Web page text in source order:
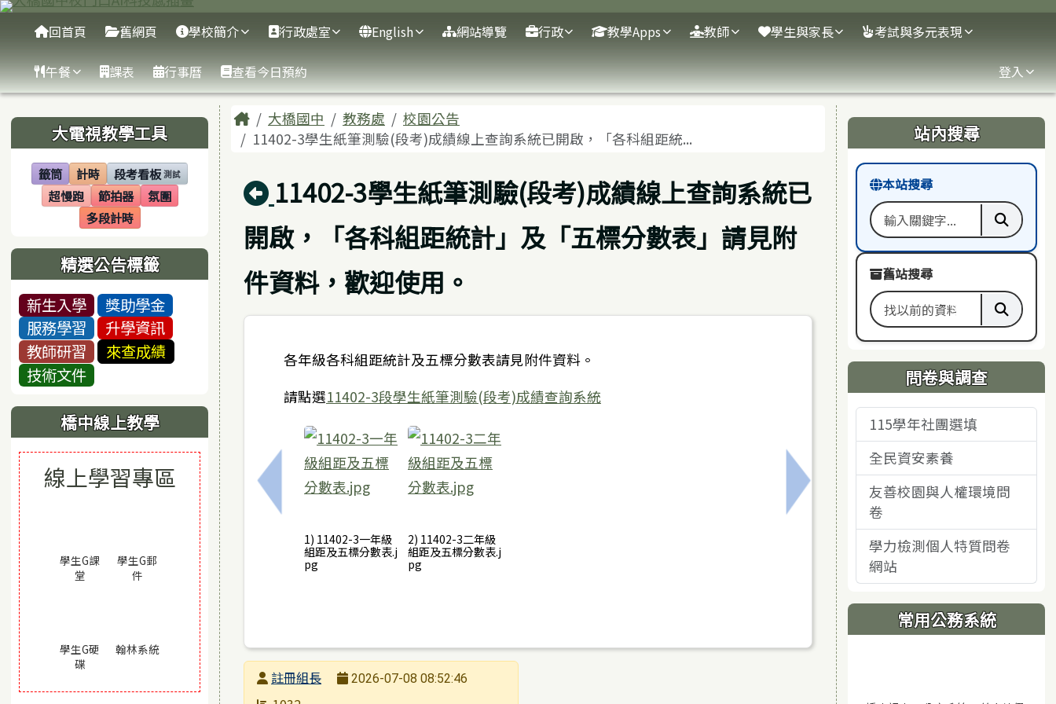
跳至主內容區
臺南市大橋國中
導覽列
回首頁 舊網頁 學校簡介 行政處室 English 網站導覽 行政 教學Apps 教師 學生與家長 考試與多元表現
午餐 課表 行事曆 查看今日預約 登入
左邊區域內容
大電視教學工具
籤筒
(另開視窗)
計時
(另開視窗)段考看板 測試
(另開視窗)
超慢跑
(另開視窗)節拍器
(另開視窗)氛圍
(另開視窗)
多段計時
(另開視窗)
精選公告標籤
新生入學
獎助學金
服務學習
升學資訊
教師研習
來查成績
技術文件
橋中線上教學
線上學習專區
學生G課
堂(另開視窗)
學生G郵
件(另開視窗)
學生G硬
碟(另開視窗)
翰林系統(另開視窗)
主內容區域
Home大橋國中 教務處
校園公告
11402-3學生紙筆測驗(段考)成績線上查詢系統已開啟，「各科組距統...
回上頁
11402-3學生紙筆測驗(段考)成績線上查詢系統已
開啟，「各科組距統計」及「五標分數表」請見附
件資料，歡迎使用。
上一筆：115學年度專業群科特招續招簡章已公告於宣導網上，請自行下載，並依簡章規範進行招生事宜
各年級各科組距統計及五標分數表請見附件資料。
請點選11402-3段學生紙筆測驗(段考)成績查詢系統
1) 11402-3一年級
組距及五標分數表.j
pg
2) 11402-3二年級
組距及五標分數表.j
pg
下一筆：大橋國中「曾薇菁女士樂學獎
發布者註冊組長
2026-07-08 08:52:46
右邊區域內容
站內搜尋
本站搜尋
搜尋關鍵字 執行本
舊站搜尋
搜尋舊站關鍵字 執行舊
問卷與調查
115學年社團選填
全民資安素養
友善校園與人權環境問
卷
學力檢測個人特質問卷
網站
常用公務系統
頁尾區域